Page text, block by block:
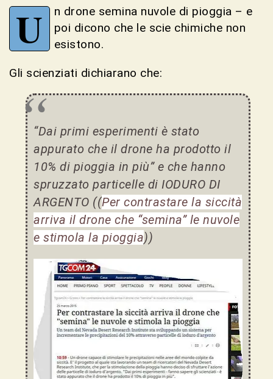
U
n drone semina nuvole di pioggia – e
poi dicono che le scie chimiche non
esistono.
Gli scienziati dichiarano che:
“Dai primi esperimenti è stato
appurato che il drone ha prodotto il
10% di pioggia in più” e che hanno
spruzzato particelle di IODURO DI
ARGENTO ((Per contrastare la siccità
arriva il drone che “semina” le nuvole
e stimola la pioggia))